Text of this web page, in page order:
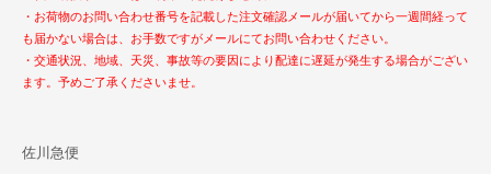
・お荷物のお問い合わせ番号を記載した注文確認メールが届いてから一週間経って
も届かない場合は、お手数ですがメールにてお問い合わせください。
・交通状況、地域、天災、事故等の要因により配達に遅延が発生する場合がござい
ます。予めご了承くださいませ。
佐川急便